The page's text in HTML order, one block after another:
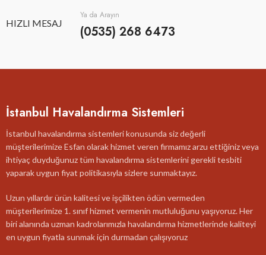
HIZLI MESAJ
Ya da Arayın
(0535) 268 6473
İstanbul Havalandırma Sistemleri
İstanbul havalandırma sistemleri konusunda siz değerli
müşterilerimize Esfan olarak hizmet veren firmamız arzu ettiğiniz veya
ihtiyaç duyduğunuz tüm havalandırma sistemlerini gerekli tesbiti
yaparak uygun fiyat politikasıyla sizlere sunmaktayız.
Uzun yıllardır ürün kalitesi ve işçilikten ödün vermeden
müşterilerimize 1. sınıf hizmet vermenin mutluluğunu yaşıyoruz. Her
biri alanında uzman kadrolarımızla havalandırma hizmetlerinde kaliteyi
en uygun fiyatla sunmak için durmadan çalışıyoruz